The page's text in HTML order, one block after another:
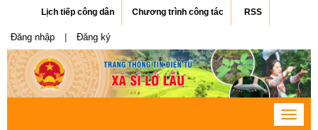
Lịch tiếp công dân Chương trình công tác RSS
Đăng nhập Đăng ký
Toggle